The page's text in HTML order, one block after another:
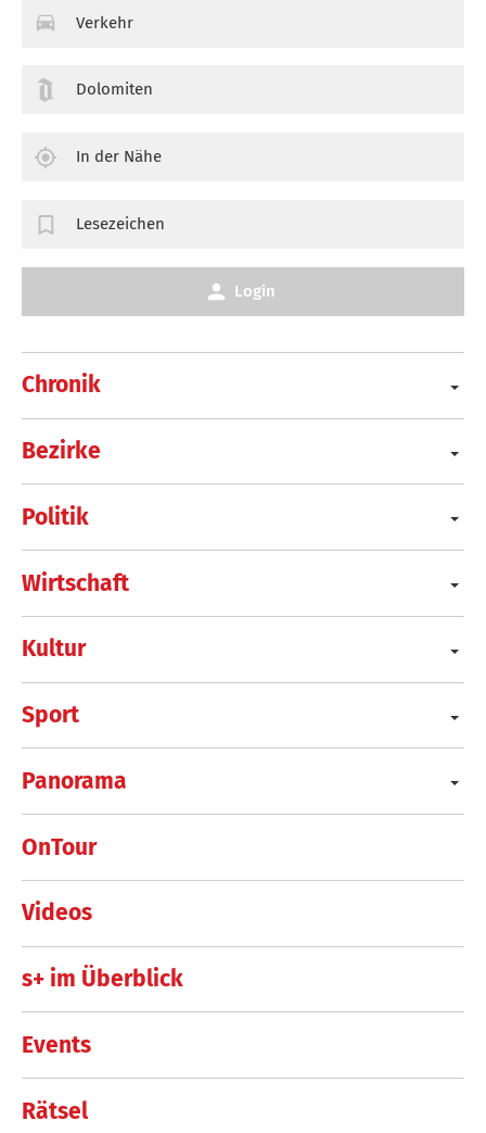
Chronik
Bezirke
Politik
Wirtschaft
Kultur
Sport
Panorama
OnTour
Videos
s+ im Überblick
Events
Rätsel
Verkehr
Dolomiten
In der Nähe
Lesezeichen
Login